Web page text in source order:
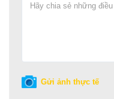
Gửi ảnh thực tế